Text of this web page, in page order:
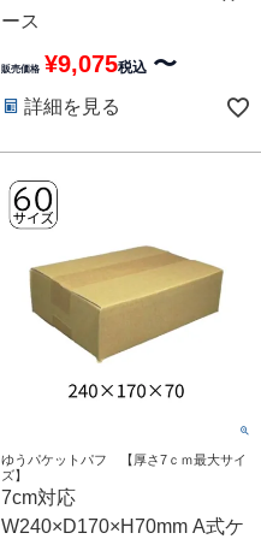
ース
販売価格 ¥9,075税込 〜
詳細を見る
ゆうパケットパフ 【厚さ7ｃｍ最大サイ
ズ】
7cm対応
W240×D170×H70mm A式ケ